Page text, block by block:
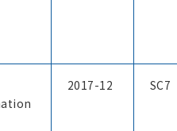
2017-12 SC7